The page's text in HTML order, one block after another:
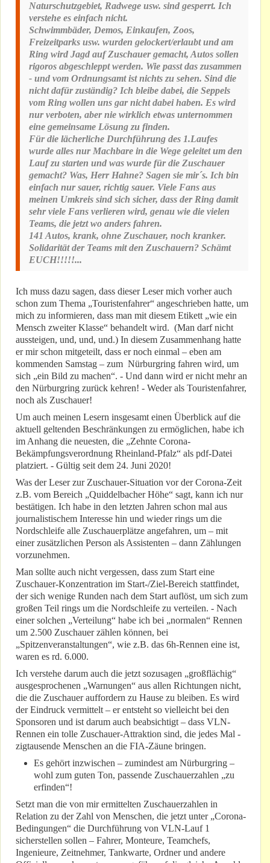
Naturschutzgebiet, Radwege usw. sind gesperrt. Ich
verstehe es einfach nicht.
Schwimmbäder, Demos, Einkaufen, Zoos,
Freizeitparks usw. wurden gelockert/erlaubt und am
Ring wird Jagd auf Zuschauer gemacht, Autos sollen
rigoros abgeschleppt werden. Wie passt das zusammen
- und vom Ordnungsamt ist nichts zu sehen. Sind die
nicht dafür zuständig? Ich bleibe dabei, die Seppels
vom Ring wollen uns gar nicht dabei haben. Es wird
nur verboten, aber nie wirklich etwas unternommen
eine gemeinsame Lösung zu finden.
Für die lächerliche Durchführung des 1.Laufes
wurde alles nur Machbare in die Wege geleitet um den
Lauf zu starten und was wurde für die Zuschauer
gemacht? Was, Herr Hahne? Sagen sie mir´s. Ich bin
einfach nur sauer, richtig sauer. Viele Fans aus
meinen Umkreis sind sich sicher, dass der Ring damit
sehr viele Fans verlieren wird, genau wie die vielen
Teams, die jetzt wo anders fahren.
141 Autos, krank, ohne Zuschauer, noch kranker.
Solidarität der Teams mit den Zuschauern? Schämt
EUCH!!!!!...
Ich muss dazu sagen, dass dieser Leser mich vorher auch
schon zum Thema „Touristenfahrer“ angeschrieben hatte, um
mich zu informieren, dass man mit diesem Etikett „wie ein
Mensch zweiter Klasse“ behandelt wird. (Man darf nicht
aussteigen, und, und, und.) In diesem Zusammenhang hatte
er mir schon mitgeteilt, dass er noch einmal – eben am
kommenden Samstag – zum Nürburgring fahren wird, um
sich „ein Bild zu machen“. - Und dann wird er nicht mehr an
den Nürburgring zurück kehren! - Weder als Touristenfahrer,
noch als Zuschauer!
Um auch meinen Lesern insgesamt einen Überblick auf die
aktuell geltenden Beschränkungen zu ermöglichen, habe ich
im Anhang die neuesten, die „Zehnte Corona-
Bekämpfungsverordnung Rheinland-Pfalz“ als pdf-Datei
platziert. - Gültig seit dem 24. Juni 2020!
Was der Leser zur Zuschauer-Situation vor der Corona-Zeit
z.B. vom Bereich „Quiddelbacher Höhe“ sagt, kann ich nur
bestätigen. Ich habe in den letzten Jahren schon mal aus
journalistischem Interesse hin und wieder rings um die
Nordschleife alle Zuschauerplätze angefahren, um – mit
einer zusätzlichen Person als Assistenten – dann Zählungen
vorzunehmen.
Man sollte auch nicht vergessen, dass zum Start eine
Zuschauer-Konzentration im Start-/Ziel-Bereich stattfindet,
der sich wenige Runden nach dem Start auflöst, um sich zum
großen Teil rings um die Nordschleife zu verteilen. - Nach
einer solchen „Verteilung“ habe ich bei „normalen“ Rennen
um 2.500 Zuschauer zählen können, bei
„Spitzenveranstaltungen“, wie z.B. das 6h-Rennen eine ist,
waren es rd. 6.000.
Ich verstehe darum auch die jetzt sozusagen „großflächig“
ausgesprochenen „Warnungen“ aus allen Richtungen nicht,
die die Zuschauer auffordern zu Hause zu bleiben. Es wird
der Eindruck vermittelt – er entsteht so vielleicht bei den
Sponsoren und ist darum auch beabsichtigt – dass VLN-
Rennen ein tolle Zuschauer-Attraktion sind, die jedes Mal -
zigtausende Menschen an die FIA-Zäune bringen.
Es gehört inzwischen – zumindest am Nürburgring –
wohl zum guten Ton, passende Zuschauerzahlen „zu
erfinden“!
Setzt man die von mir ermittelten Zuschauerzahlen in
Relation zu der Zahl von Menschen, die jetzt unter „Corona-
Bedingungen“ die Durchführung von VLN-Lauf 1
sicherstellen sollen – Fahrer, Monteure, Teamchefs,
Ingenieure, Zeitnehmer, Tankwarte, Ordner und andere